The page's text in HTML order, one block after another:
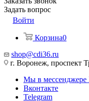
Задать вопрос
Войти
Корзина0
shop@cdi36.ru
г. Воронеж, проспект
Мы в мессенджере
Вконтакте
Telegram